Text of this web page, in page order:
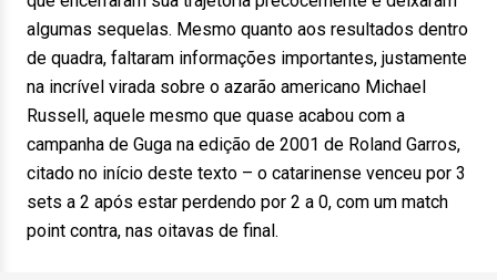
algumas sequelas. Mesmo quanto aos resultados dentro
de quadra, faltaram informações importantes, justamente
na incrível virada sobre o azarão americano Michael
Russell, aquele mesmo que quase acabou com a
campanha de Guga na edição de 2001 de Roland Garros,
citado no início deste texto – o catarinense venceu por 3
sets a 2 após estar perdendo por 2 a 0, com um match
point contra, nas oitavas de final.